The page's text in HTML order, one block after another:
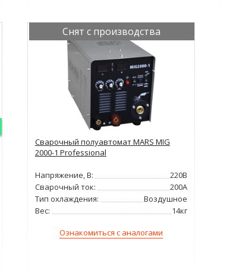
Снят с производства
Сварочный полуавтомат MARS MIG
2000-1 Professional
Напряжение, В:
220В
Сварочный ток:
200А
Тип охлаждения:
Воздушное
Вес:
14кг
Ознакомиться с аналогами